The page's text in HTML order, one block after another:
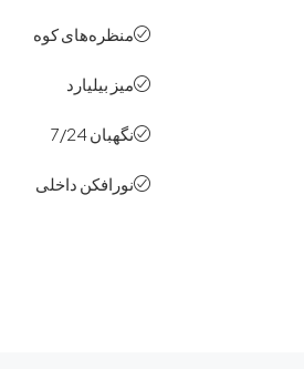
منظره‌های کوه
میز بیلیارد
نگهبان 7/24
نورافکن داخلی